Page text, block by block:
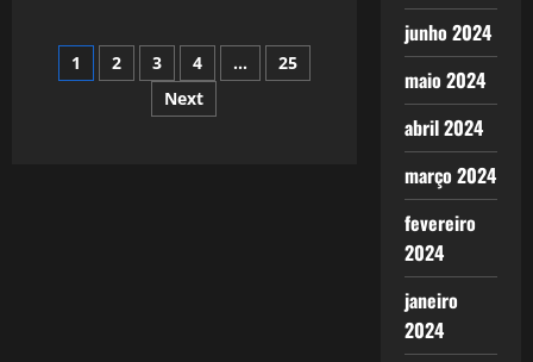
Atitudes
por
uma
Vida
Melhor
Paginação
1 2 3 4 …
25
Next
junho 2024
maio 2024
abril 2024
março 2024
fevereiro
2024
janeiro
2024